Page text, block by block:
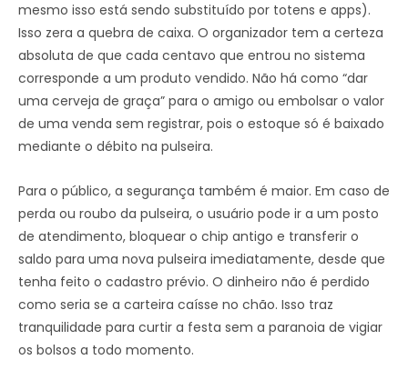
mesmo isso está sendo substituído por totens e apps).
Isso zera a quebra de caixa. O organizador tem a certeza
absoluta de que cada centavo que entrou no sistema
corresponde a um produto vendido. Não há como “dar
uma cerveja de graça” para o amigo ou embolsar o valor
de uma venda sem registrar, pois o estoque só é baixado
mediante o débito na pulseira.
Para o público, a segurança também é maior. Em caso de
perda ou roubo da pulseira, o usuário pode ir a um posto
de atendimento, bloquear o chip antigo e transferir o
saldo para uma nova pulseira imediatamente, desde que
tenha feito o cadastro prévio. O dinheiro não é perdido
como seria se a carteira caísse no chão. Isso traz
tranquilidade para curtir a festa sem a paranoia de vigiar
os bolsos a todo momento.